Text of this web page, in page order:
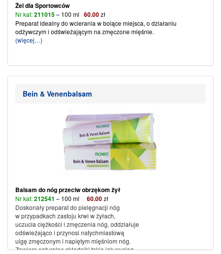
Żel dla Sportowców
Nr kat:211015– 100 ml 60.00zł
Preparat idealny do wcierania w bolące miejsca, o działaniu
odżywczym i odświeżającym na zmęczone mięśnie.
(więcej…)
Bein & Venenbalsam
Balsam do nóg przeciw obrzękom żył
Nr kat:212541 – 100 ml 60.00zł
Doskonały preparat do pielęgnacji nóg
w przypadkach zastoju krwi w żyłach,
uczucia ciężkości i zmęczenia nóg, oddziałuje
odświeżająco i przynosi natychmiastową
ulgę zmęczonym i napiętym mięśniom nóg.
Zawiera naturalne składniki takie jak wyciąg